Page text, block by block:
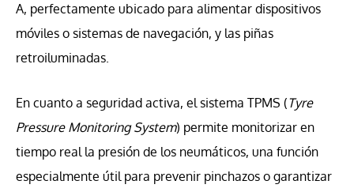
A, perfectamente ubicado para alimentar dispositivos
móviles o sistemas de navegación, y las piñas
retroiluminadas.
En cuanto a seguridad activa, el sistema TPMS (Tyre
Pressure Monitoring System) permite monitorizar en
tiempo real la presión de los neumáticos, una función
especialmente útil para prevenir pinchazos o garantizar